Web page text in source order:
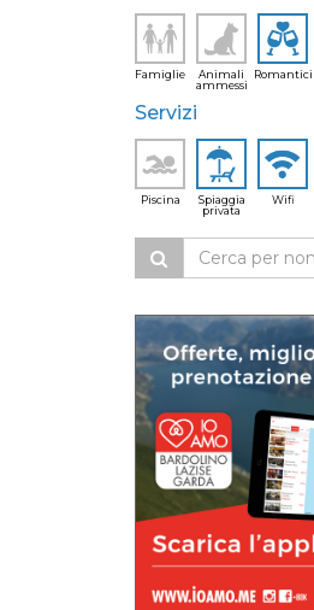
Famiglie
Animali
ammessi
Romantici
Servizi
Piscina
Spiaggia
privata
Wifi